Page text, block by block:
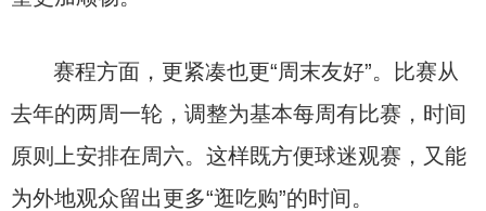
赛程方面，更紧凑也更“周末友好”。比赛从
去年的两周一轮，调整为基本每周有比赛，时间
原则上安排在周六。这样既方便球迷观赛，又能
为外地观众留出更多“逛吃购”的时间。